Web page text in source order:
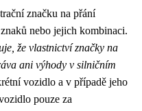
značku na přání
nebo jejich kombinaci.
že vlastnictví značky na
ani výhody v silničním
vozidlo a v případě jeho
pouze za